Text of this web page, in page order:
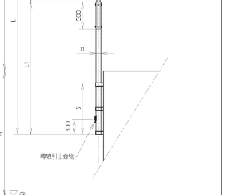
個人データの共同利用について